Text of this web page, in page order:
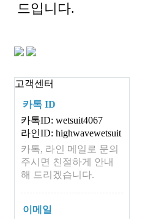
드입니다.
고객센터
카톡 ID
카톡ID: wetsuit4067
라인ID: highwavewetsuit
카톡, 라인 메일로 문의
주시면 친절하게 안내
해 드리겠습니다.
이메일